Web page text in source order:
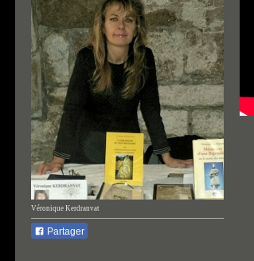
Véronique Kerdranvat
Partager